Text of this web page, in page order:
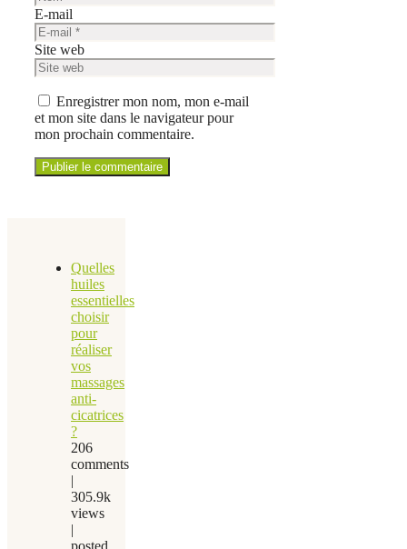
E-mail
Site web
Enregistrer mon nom, mon e-mail
et mon site dans le navigateur pour
mon prochain commentaire.
Quelles
huiles
essentielles
choisir
pour
réaliser
vos
massages
anti-
cicatrices
?
206
comments
|
305.9k
views
|
posted